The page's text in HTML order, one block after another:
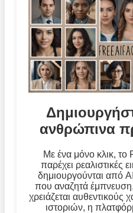
ανθρώπινα
Με ένα μόνο κλικ,
παρέχει
δημιουργούνται από
που αναζητά
χρειάζεται αυθεντικούς
ιστοριών, η